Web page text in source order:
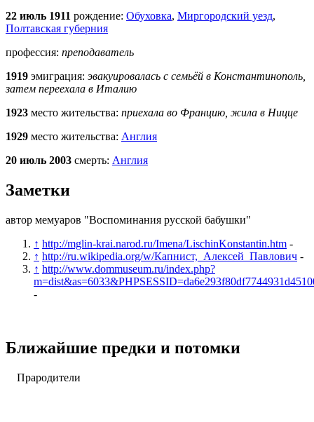
22 июль 1911 рождение: Обуховка, Миргородский уезд,
Полтавская губерния
профессия: преподаватель
1919 эмиграция: эвакуировалась с семьёй в Константинополь,
затем переехала в Италию
1923 место жительства: приехала во Францию, жила в Ницце
1929 место жительства: Англия
20 июль 2003 смерть: Англия
Заметки
автор мемуаров "Воспоминания русской бабушки"
↑ http://mglin-krai.narod.ru/Imena/LischinKonstantin.htm -
↑ http://ru.wikipedia.org/w/Капнист,_Алексей_Павлович -
↑ http://www.dommuseum.ru/index.php?
-
Ближайшие предки и потомки
Прародители